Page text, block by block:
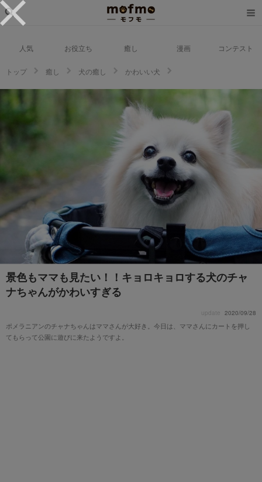
人気 お役立ち 癒し 漫画 コンテスト
トップ 癒し 犬の癒し
かわいい犬
景色もママも見たい！！キョロキョロする犬のチャ
ナちゃんがかわいすぎる
update 2020/09/28
ポメラニアンのチャナちゃんはママさんが大好き。今日は、ママさんにカートを押し
てもらって公園に遊びに来たようですよ。